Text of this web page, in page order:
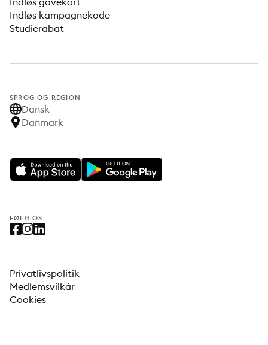
Indløs kampagnekode
Studierabat
SPROG OG REGION
Dansk
Danmark
FØLG OS
Privatlivspolitik
Medlemsvilkår
Cookies